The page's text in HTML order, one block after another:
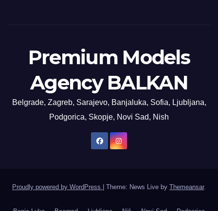
Premium Models
Agency BALKAN
Belgrade, Zagreb, Sarajevo, Banjaluka, Sofia, Ljubljana,
Podgorica, Skopje, Novi Sad, Nish
Proudly powered by WordPress Theme: News Live by Themeansar.